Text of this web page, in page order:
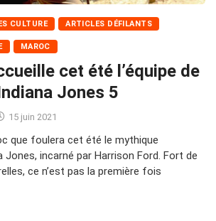
CULTURE ARTICLES DÉFILANTS
MAROC
cet été l’équipe de
Jones 5
15 juin 2021
que foulera cet été le mythique
Jones, incarné par Harrison Ford. Fort de
ce n’est pas la première fois